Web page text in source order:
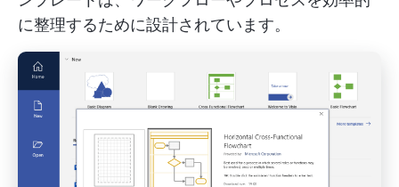
に整理するために設計されています。